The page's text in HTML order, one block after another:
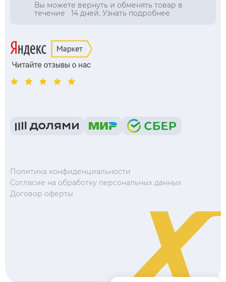
Вы можете вернуть и обменять товар в
течение 14 дней. Узнать подробнее
Политика конфиденциальности
Согласие на обработку персональных данных
Договор оферты